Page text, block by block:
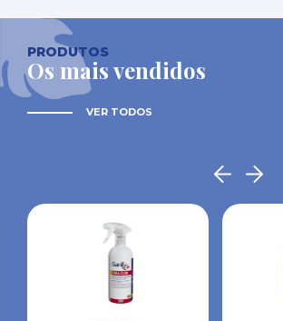
PRODUTOS
Os mais vendidos
VER TODOS